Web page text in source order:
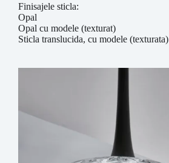
Finisajele sticla:
Opal
Opal cu modele (texturat)
Sticla translucida, cu modele (texturata)